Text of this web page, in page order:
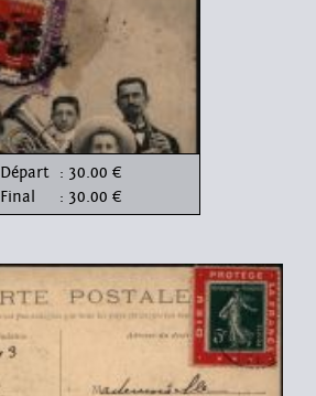
Départ : 30.00 €
Final
: 30.00 €